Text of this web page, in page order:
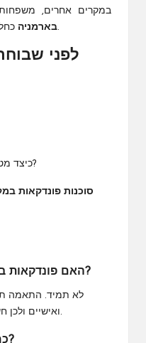
במקרים אחרים,
בארמניהכחלק מתהליך קבלת ההחלטות שלהן.
לפני
כיצד מטפלים במקרים בלתי צפויים?
סוכנות פונדקאות
האם פונדקאות בגאורגיה מתאימה לכל אחד?
לא תמיד. התאמה
ואישיים ולכן חשוב לבצע בדיקה מקצועית מראש.
כמה זמן עשוי לקחת התהליך?